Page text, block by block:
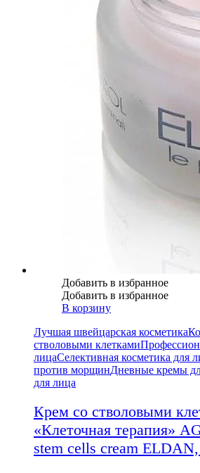
Добавить в избранное
Добавить в избранное
В корзину
Лучшая швейцарская косметика
стволовыми клетками
лицаСелективная косметика для
против морщинДневные кремы
для лица
Крем со стволовыми
«Клеточная терапия»
stem cells cream